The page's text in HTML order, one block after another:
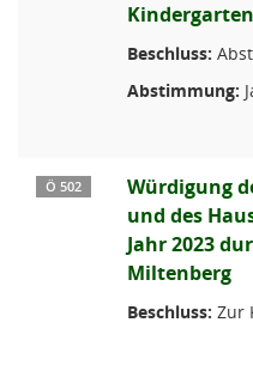
Beschluss:
Abstimmung:
Ö 502
Würdigung
und des
Jahr 2023
Miltenberg
Beschluss: Zur